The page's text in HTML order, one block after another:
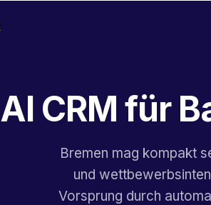
AI CRM für
Bremen mag kompakt
und
Vorsprung durch